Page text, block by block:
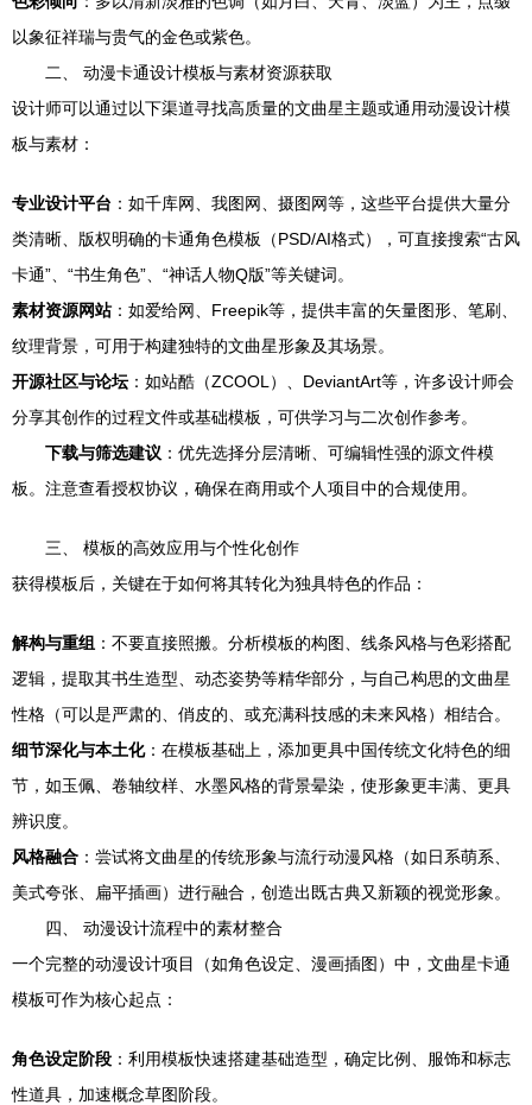
以象征祥瑞与贵气的金色或紫色。
二、 动漫卡通设计模板与素材资源获取
设计师可以通过以下渠道寻找高质量的文曲星主题或通用动漫设计模
板与素材：
专业设计平台 ：如千库网、我图网、摄图网等，这些平台提供大量分
类清晰、版权明确的卡通角色模板（PSD/AI格式），可直接搜索“古风
卡通”、“书生角色”、“神话人物Q版”等关键词。
素材资源网站：如爱给网、Freepik等，提供丰富的矢量图形、笔刷、
纹理背景，可用于构建独特的文曲星形象及其场景。
开源社区与论坛：如站酷（ZCOOL）、DeviantArt等，许多设计师会
分享其创作的过程文件或基础模板，可供学习与二次创作参考。
下载与筛选建议 ：优先选择分层清晰、可编辑性强的源文件模
板。注意查看授权协议，确保在商用或个人项目中的合规使用。
三、 模板的高效应用与个性化创作
获得模板后，关键在于如何将其转化为独具特色的作品：
解构与重组 ：不要直接照搬。分析模板的构图、线条风格与色彩搭配
逻辑，提取其书生造型、动态姿势等精华部分，与自己构思的文曲星
性格（可以是严肃的、俏皮的、或充满科技感的未来风格）相结合。
细节深化与本土化：在模板基础上，添加更具中国传统文化特色的细
节，如玉佩、卷轴纹样、水墨风格的背景晕染，使形象更丰满、更具
辨识度。
风格融合 ：尝试将文曲星的传统形象与流行动漫风格（如日系萌系、
美式夸张、扁平插画）进行融合，创造出既古典又新颖的视觉形象。
四、 动漫设计流程中的素材整合
一个完整的动漫设计项目（如角色设定、漫画插图）中，文曲星卡通
模板可作为核心起点：
角色设定阶段 ：利用模板快速搭建基础造型，确定比例、服饰和标志
性道具，加速概念草图阶段。